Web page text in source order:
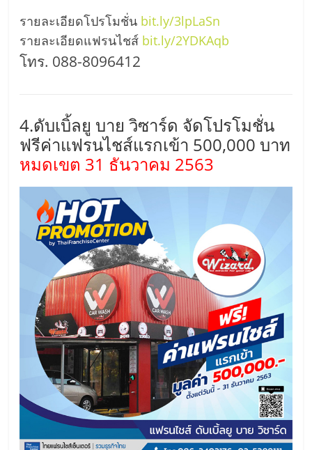
แห่ง
ประเทศไทย,
ThaiSMEsCenter,
มอี
ไทย,
SMEs,
ไชส์
ขาย
รน
รายละเอียดโปรโมชั่น bit.ly/3lpLaSn
รายละเอียดแฟรนไชส์ bit.ly/2YDKAqb
โทร. 088-8096412
4.ดับเบิ้ลยู บาย วิซาร์ด จัดโปรโมชั่น
ฟรีค่าแฟรนไชส์แรกเข้า 500,000 บาท
หมดเขต 31 ธันวาคม 2563